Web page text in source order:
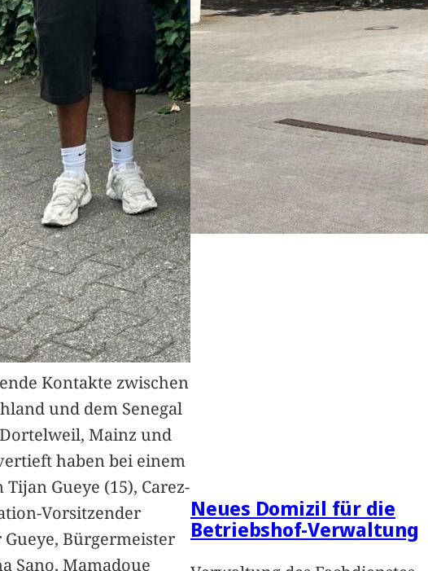
Kontakte zwischen
und dem Senegal
Mainz und
haben bei einem
Tijan Gueye (15), Carez-
Vorsitzender
Gueye, Bürgermeister
Sano, Mamadoue
Neues Domizil für die
Betriebshof-Verwaltung